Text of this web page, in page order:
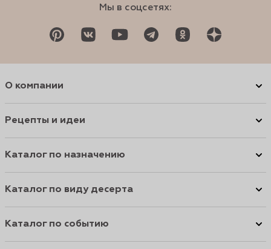
Мы в соцсетях:
О компании
Рецепты и идеи
Каталог по назначению
Каталог по виду десерта
Каталог по событию